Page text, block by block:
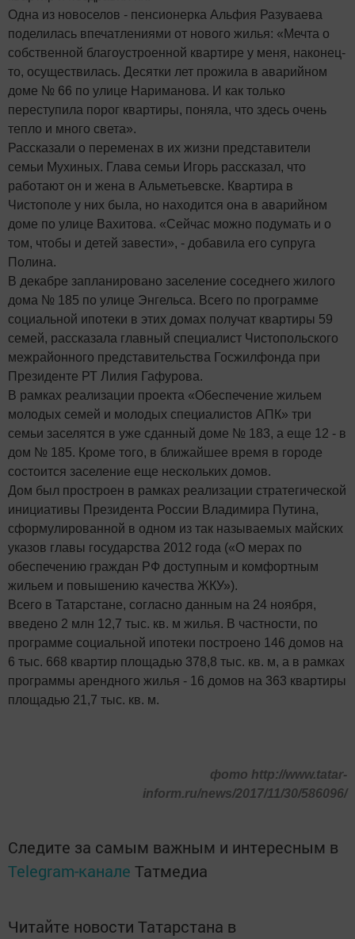
Одна из новоселов - пенсионерка Альфия Разуваева
поделилась впечатлениями от нового жилья: «Мечта о
собственной благоустроенной квартире у меня, наконец-
то, осуществилась. Десятки лет прожила в аварийном
доме № 66 по улице Нариманова. И как только
переступила порог квартиры, поняла, что здесь очень
тепло и много света».
Рассказали о переменах в их жизни представители
семьи Мухиных. Глава семьи Игорь рассказал, что
работают он и жена в Альметьевске. Квартира в
Чистополе у них была, но находится она в аварийном
доме по улице Вахитова. «Сейчас можно подумать и о
том, чтобы и детей завести», - добавила его супруга
Полина.
В декабре запланировано заселение соседнего жилого
дома № 185 по улице Энгельса. Всего по программе
социальной ипотеки в этих домах получат квартиры 59
семей, рассказала главный специалист Чистопольского
межрайонного представительства Госжилфонда при
Президенте РТ Лилия Гафурова.
В рамках реализации проекта «Обеспечение жильем
молодых семей и молодых специалистов АПК» три
семьи заселятся в уже сданный доме № 183, а еще 12 - в
дом № 185. Кроме того, в ближайшее время в городе
состоится заселение еще нескольких домов.
Дом был простроен в рамках реализации стратегической
инициативы Президента России Владимира Путина,
сформулированной в одном из так называемых майских
указов главы государства 2012 года («О мерах по
обеспечению граждан РФ доступным и комфортным
жильем и повышению качества ЖКУ»).
Всего в Татарстане, согласно данным на 24 ноября,
введено 2 млн 12,7 тыс. кв. м жилья. В частности, по
программе социальной ипотеки построено 146 домов на
6 тыс. 668 квартир площадью 378,8 тыс. кв. м, а в рамках
программы арендного жилья - 16 домов на 363 квартиры
площадью 21,7 тыс. кв. м.
фото http://www.tatar-
inform.ru/news/2017/11/30/586096/
Следите за самым важным и интересным в
Telegram-канале Татмедиа
Читайте новости Татарстана в